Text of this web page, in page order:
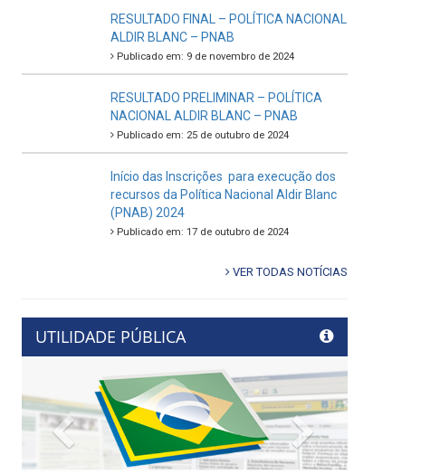
RESULTADO FINAL – POLÍTICA NACIONAL
ALDIR BLANC – PNAB
Publicado em: 9 de novembro de 2024
RESULTADO PRELIMINAR – POLÍTICA
NACIONAL ALDIR BLANC – PNAB
Publicado em: 25 de outubro de 2024
Início das Inscrições para execução dos
recursos da Política Nacional Aldir Blanc
(PNAB) 2024
Publicado em: 17 de outubro de 2024
VER TODAS NOTÍCIAS
UTILIDADE PÚBLICA
Previous Next